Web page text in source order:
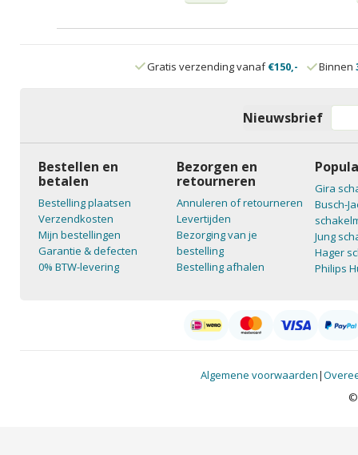
Gratis verzending vanaf€150,- Binnen
Nieuwsbrief
Bestellen en
betalen
Bestelling plaatsen
Verzendkosten
Mijn bestellingen
Garantie & defecten
0% BTW-levering
Bezorgen en
retourneren
Annuleren of retourneren
Levertijden
Bezorging van je
bestelling
Bestelling afhalen
Gira
Busch-
Jung
Hager
Philips
Algemene voorwaarden|
©